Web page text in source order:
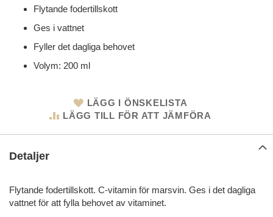
Flytande fodertillskott
Ges i vattnet
Fyller det dagliga behovet
Volym: 200 ml
LÄGG I ÖNSKELISTA
LÄGG TILL FÖR ATT JÄMFÖRA
Detaljer
Flytande fodertillskott. C-vitamin för marsvin. Ges i det dagliga
vattnet för att fylla behovet av vitaminet.